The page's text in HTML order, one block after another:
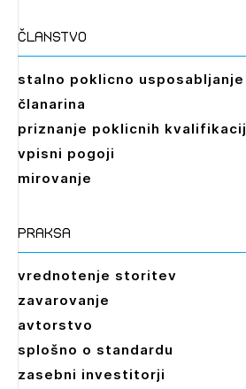
članstvo
stalno poklicno usposabljanje
članarina
priznanje poklicnih kvalifikacij
vpisni pogoji
mirovanje
praksa
vrednotenje storitev
zavarovanje
avtorstvo
splošno o standardu
zasebni investitorji